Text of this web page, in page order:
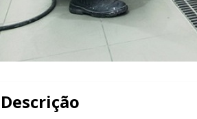
Descrição